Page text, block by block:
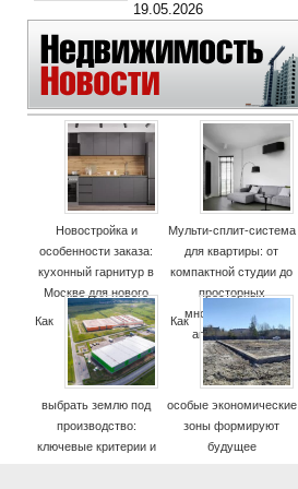
19.05.2026
Новостройка и
особенности заказа:
кухонный гарнитур в
Москве для нового
дома
Мульти-сплит-система
для квартиры: от
компактной студии до
просторных
многокомнатных
апартаментов
Как
выбрать землю под
производство:
ключевые критерии и
Как
особые экономические
зоны формируют
будущее